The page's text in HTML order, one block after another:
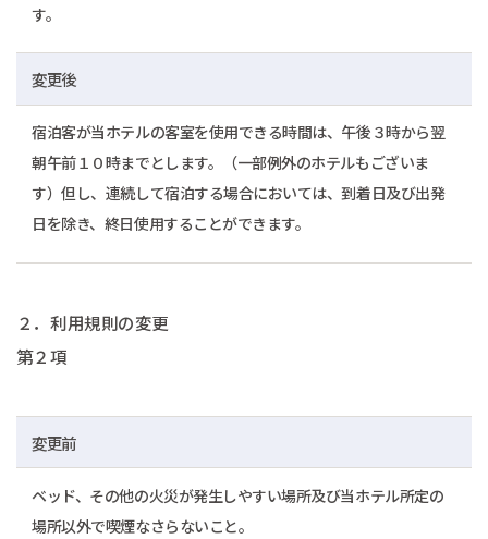
す。
変更後
宿泊客が当ホテルの客室を使用できる時間は、午後３時から翌
朝午前１０時までとします。（一部例外のホテルもございま
す）但し、連続して宿泊する場合においては、到着日及び出発
日を除き、終日使用することができます。
２．利用規則の変更
第２項
変更前
ベッド、その他の火災が発生しやすい場所及び当ホテル所定の
場所以外で喫煙なさらないこと。